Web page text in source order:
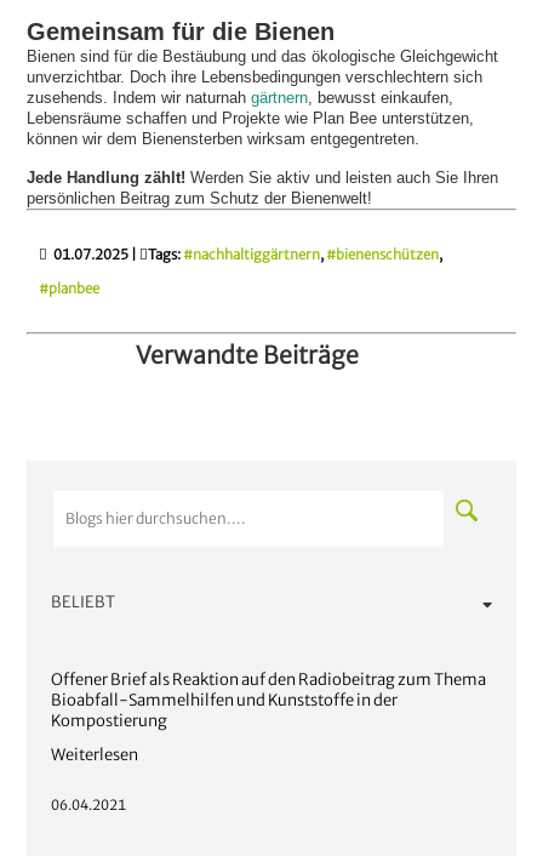
Gemeinsam für die Bienen
Bienen sind für die Bestäubung und das ökologische Gleichgewicht
unverzichtbar. Doch ihre Lebensbedingungen verschlechtern sich
zusehends. Indem wir naturnahgärtnern, bewusst einkaufen,
Lebensräume schaffen und Projekte wie Plan Bee unterstützen,
können wir dem Bienensterben wirksam entgegentreten.
Jede Handlung zählt! Werden Sie aktiv und leisten auch Sie Ihren
persönlichen Beitrag zum Schutz der Bienenwelt!
01.07.2025 Tags: #nachhaltiggärtnern, #bienenschützen,
#planbee
Verwandte Beiträge
BELIEBT
Offener Brief als Reaktion auf den Radiobeitrag zum Thema
Bioabfall-Sammelhilfen und Kunststoffe in der
Kompostierung
Weiterlesen
06.04.2021